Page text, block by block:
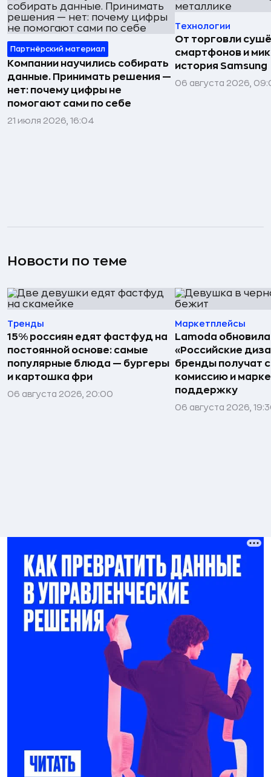
Партнёрский материал
Компании научились собирать
данные. Принимать решения —
нет: почему цифры не
помогают сами по себе
21 июля 2026, 16:04
Технологии
От торговли
смартфонов и
история Samsung
06 августа 2026,
Новости по теме
Тренды
15% россиян едят фастфуд на
постоянной основе: самые
популярные блюда — бургеры
и картошка фри
06 августа 2026, 20:00
Маркетплейсы
Lamoda
«Российские
бренды получат
комиссию и
поддержку
06 августа 2026,